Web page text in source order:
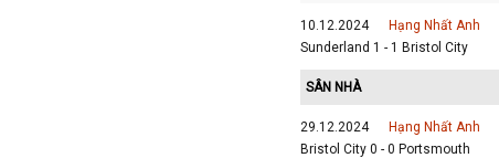
10.12.2024
Hạng Nhất Anh
Sunderland 1 - 1 Bristol City
SÂN NHÀ
29.12.2024
Hạng Nhất Anh
Bristol City 0 - 0 Portsmouth